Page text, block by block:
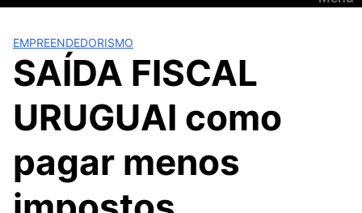
EMPREENDEDORISMO
SAÍDA FISCAL
URUGUAI como
pagar menos